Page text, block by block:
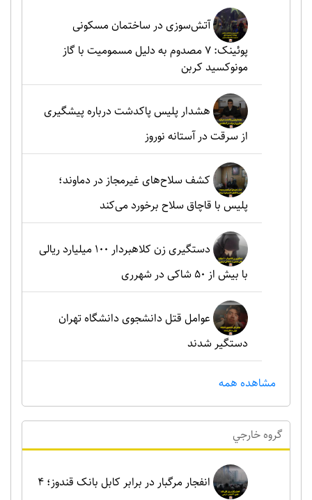
آتش‌سوزی در ساختمان مسکونی
پوئینک: 7 مصدوم به دلیل مسمومیت با گاز
مونوکسید کربن
هشدار پلیس پاکدشت درباره پیشگیری
از سرقت در آستانه نوروز
کشف سلاح‌های غیرمجاز در دماوند؛
پلیس با قاچاق سلاح برخورد می‌کند
دستگیری زن کلاهبردار ۱۰۰ میلیارد ریالی
با بیش از ۵۰ شاکی در شهرری
عوامل قتل دانشجوی دانشگاه تهران
دستگیر شدند
مشاهده همه
گروه خارجي
انفجار مرگبار در برابر کابل بانک قندوز؛ ۴